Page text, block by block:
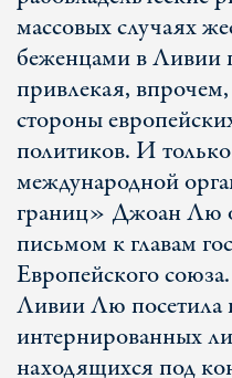
массовых случаях
беженцами в Ливии
привлекая,
стороны
политиков. И
международной
границ» Джоан Лю
письмом к главам
Европейского
Ливии Лю посетила
интернированных
находящихся под